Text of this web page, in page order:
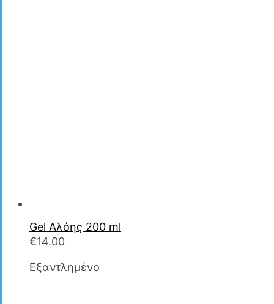
Gel Αλόης 200 ml
€14.00
Εξαντλημένο